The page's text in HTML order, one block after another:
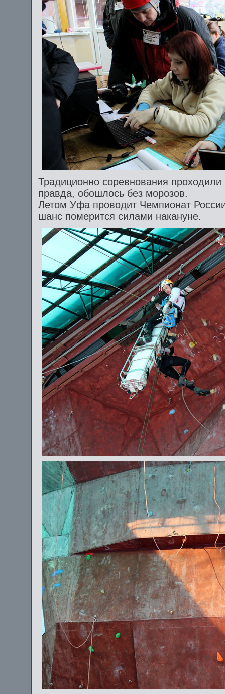
Традиционно соревнования
правда, обошлось без морозов.
Летом Уфа проводит Чемпионат
шанс померится силами накануне.